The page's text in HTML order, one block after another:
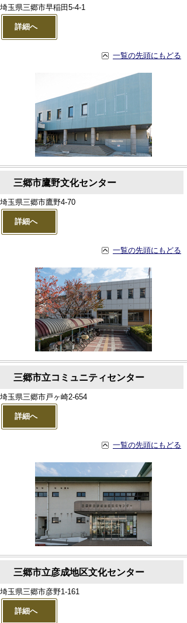
埼玉県三郷市早稲田5-4-1
詳細へ
一覧の先頭にもどる
三郷市鷹野文化センター
埼玉県三郷市鷹野4-70
詳細へ
一覧の先頭にもどる
三郷市立コミュニティセンター
埼玉県三郷市戸ヶ崎2-654
詳細へ
一覧の先頭にもどる
三郷市立彦成地区文化センター
埼玉県三郷市彦野1-161
詳細へ